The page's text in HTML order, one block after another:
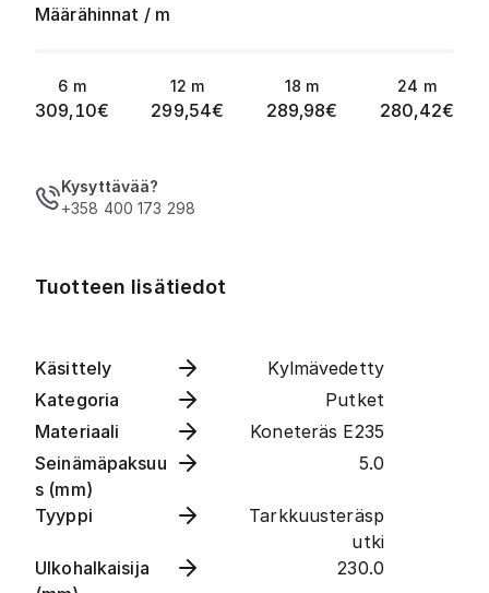
Määrähinnat / m
6 m
309,10€
12 m
299,54€
18 m
289,98€
24 m
280,42€
Kysyttävää?
+358 400 173 298
Tuotteen lisätiedot
Käsittely
Kylmävedetty
Kategoria
Putket
Materiaali
Koneteräs E235
Seinämäpaksuu
s (mm)
5.0
Tyyppi
Tarkkuusteräsp
utki
Ulkohalkaisija
230.0